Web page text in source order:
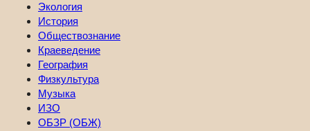
Экология
История
Обществознание
Краеведение
География
Физкультура
Музыка
ИЗО
ОБЗР (ОБЖ)